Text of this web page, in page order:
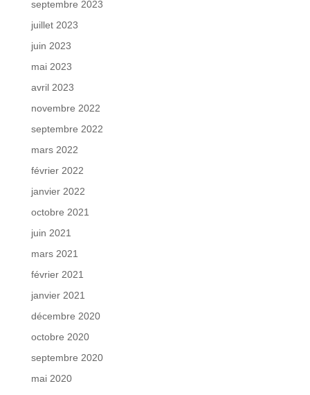
septembre 2023
juillet 2023
juin 2023
mai 2023
avril 2023
novembre 2022
septembre 2022
mars 2022
février 2022
janvier 2022
octobre 2021
juin 2021
mars 2021
février 2021
janvier 2021
décembre 2020
octobre 2020
septembre 2020
mai 2020